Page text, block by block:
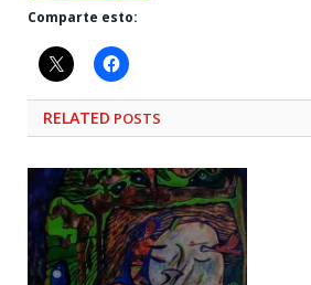
Comparte esto:
RELATED POSTS